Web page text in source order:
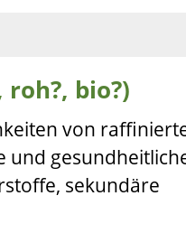
bio?)
von
und
sekundäre